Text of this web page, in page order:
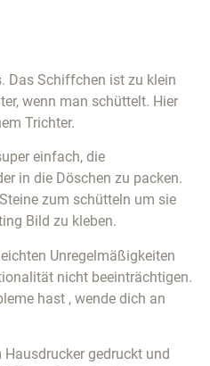
Das Schiffchen ist zu klein
wenn man schüttelt. Hier
Trichter.
einfach, die
in die Döschen zu packen.
zum schütteln um sie
Bild zu kleben.
Unregelmäßigkeiten
nicht beeinträchtigen.
hast , wende dich an
gedruckt und